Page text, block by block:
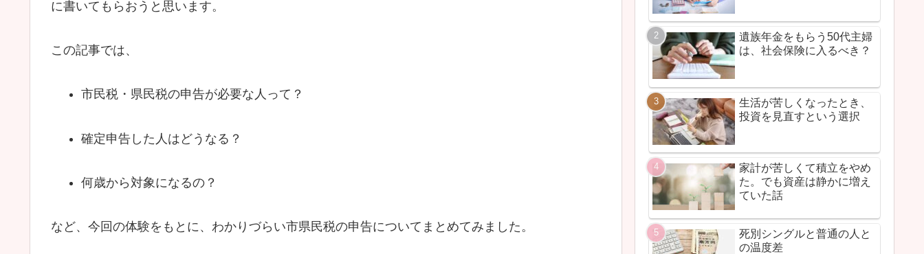
に書いてもらおうと思います。
この記事では、
市民税・県民税の申告が必要な人って？
確定申告した人はどうなる？
何歳から対象になるの？
など、今回の体験をもとに、わかりづらい市県民税の申告についてまとめてみました。
遺族年金をもらう50代主婦
は、社会保険に入るべき？
生活が苦しくなったとき、
投資を見直すという選択
家計が苦しくて積立をやめ
た。でも資産は静かに増え
ていた話
死別シングルと普通の人と
の温度差